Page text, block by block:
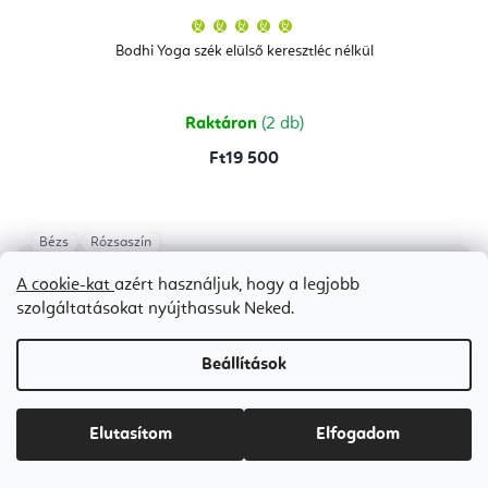
A cookie-kat azért használjuk, hogy a legjobb
szolgáltatásokat nyújthassuk Neked.
Beállítások
Elutasítom Elfogadom
Bodhi Yoga szék elülső keresztléc nélkül
átlagos
értékelése
csillag.
Raktáron (2 db)
Ft19 500
Bézs Rózsaszín